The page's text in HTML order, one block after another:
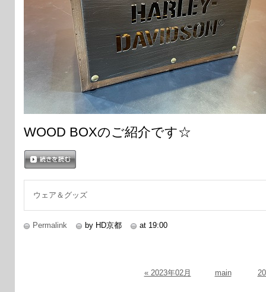
WOOD BOXのご紹介です☆
ウェア＆グッズ
Permalink by HD京都 at 19:00
« 2023年02月 main